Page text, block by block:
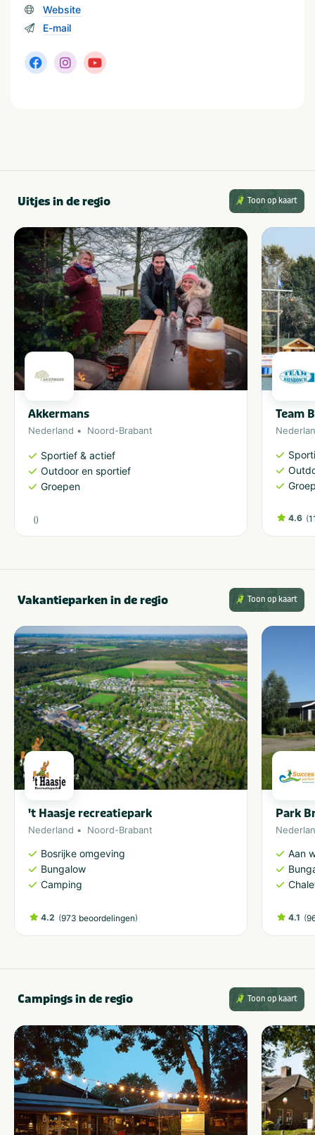
Website
E-mail
Uitjes in de regio Toon op kaart
Akkermans
Nederland Noord-Brabant
Sportief & actief
Outdoor en sportief
Groepen
()
Team
4.6 (
Vakantieparken in de regio Toon op kaart
't Haasje recreatiepark
Nederland Noord-Brabant
Bosrijke omgeving
Bungalow
Camping
4.2 (973 beoordelingen)
Park
Aan
4.1 (
Campings in de regio Toon op kaart